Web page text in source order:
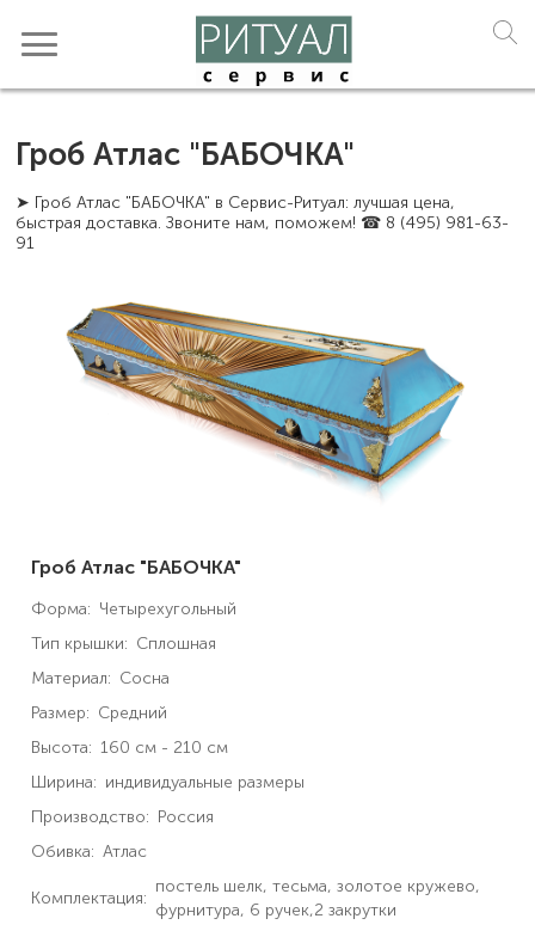
Гроб Атлас "БАБОЧКА"
➤ Гроб Атлас "БАБОЧКА" в Сервис-Ритуал: лучшая цена,
быстрая доставка. Звоните нам, поможем! ☎ 8 (495) 981-63-
91
Гроб Атлас "БАБОЧКА"
Форма: Четырехугольный
Тип крышки: Сплошная
Материал: Сосна
Размер: Средний
Высота: 160 см - 210 см
Ширина: индивидуальные размеры
Производство: Россия
Обивка: Атлас
Комплектация:
постель шелк, тесьма, золотое кружево,
фурнитура, 6 ручек,2 закрутки